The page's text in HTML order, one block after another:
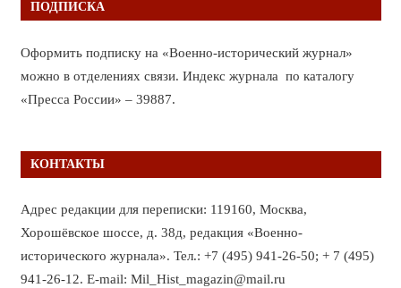
ПОДПИСКА
Оформить подписку на «Военно-исторический журнал»
можно в отделениях связи. Индекс журнала по каталогу
«Пресса России» – 39887.
КОНТАКТЫ
Адрес редакции для переписки: 119160, Москва,
Хорошёвское шоссе, д. 38д, редакция «Военно-
исторического журнала». Тел.: +7 (495) 941-26-50; + 7 (495)
941-26-12. E-mail: Mil_Hist_magazin@mail.ru